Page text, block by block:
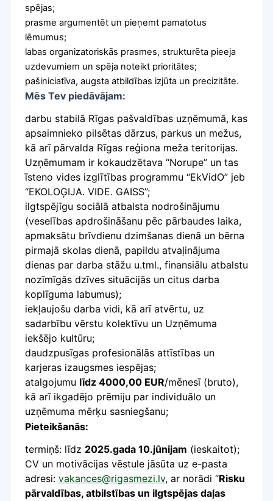
spējas;
prasme argumentēt un pieņemt pamatotus
lēmumus;
labas organizatoriskās prasmes, strukturēta pieeja
uzdevumiem un spēja noteikt prioritātes;
pašiniciatīva, augsta atbildības izjūta un precizitāte.
Mēs Tev piedāvājam:
darbu stabilā Rīgas pašvaldības uzņēmumā, kas
apsaimnieko pilsētas dārzus, parkus un mežus,
kā arī pārvalda Rīgas reģiona meža teritorijas.
Uzņēmumam ir kokaudzētava “Norupe” un tas
īsteno vides izglītības programmu “EkVidO” jeb
“EKOLOĢIJA. VIDE. GAISS”;
ilgtspējīgu sociālā atbalsta nodrošinājumu
(veselības apdrošināšanu pēc pārbaudes laika,
apmaksātu brīvdienu dzimšanas dienā un bērna
pirmajā skolas dienā, papildu atvaļinājuma
dienas par darba stāžu u.tml., finansiālu atbalstu
nozīmīgās dzīves situācijās un citus darba
koplīguma labumus);
iekļaujošu darba vidi, kā arī atvērtu, uz
sadarbību vērstu kolektīvu un Uzņēmuma
iekšējo kultūru;
daudzpusīgas profesionālās attīstības un
karjeras izaugsmes iespējas;
atalgojumu līdz 4000,00 EUR/mēnesī (bruto),
kā arī ikgadējo prēmiju par individuālo un
uzņēmuma mērķu sasniegšanu;
Pieteikšanās:
termiņš: līdz 2025.gada 10.jūnijam (ieskaitot);
CV un motivācijas vēstule jāsūta uz e-pasta
adresi: vakances@rigasmezi.lv, ar norādi “Risku
pārvaldības, atbilstības un ilgtspējas daļas